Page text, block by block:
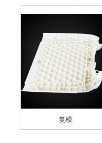
复模